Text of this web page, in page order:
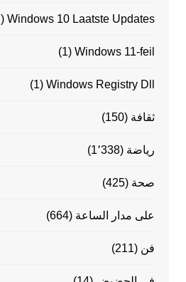
Windows 10 Laatste Updates
(1)
Windows 11-feil
(1)
Windows Registry Dll
(1)
ثقافة (150)
رياضة (1٬338)
صحة (425)
على مدار الساعة (664)
فن (211)